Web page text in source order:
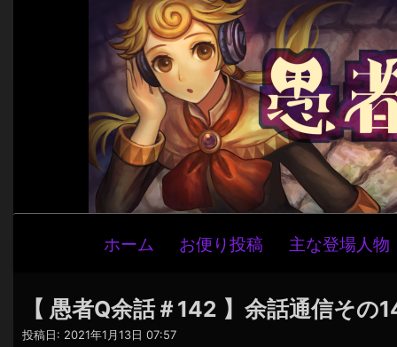
ビ
ホーム お便り投稿 主な登場人物
【 愚者Q余話＃142 】余話通信そ
投稿日: 2021年1月13日 07:57